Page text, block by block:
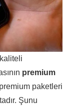
premium
paketleri
Şunu